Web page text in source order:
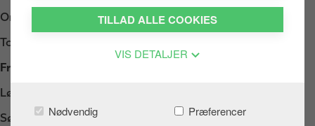
TILLAD ALLE COOKIES
VIS DETALJER
Nødvendig
Præferencer
Onsdag
Døgnåbent
Torsdag
Fredag
Lørdag
Søndag
Døgnåbent